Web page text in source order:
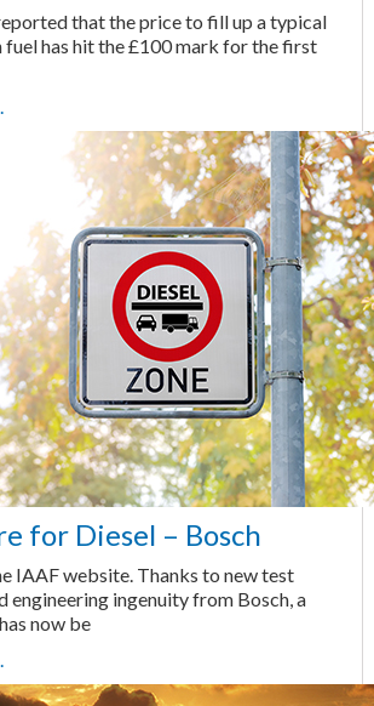
that the price to fill up a typical
has hit the £100 mark for the first
for Diesel – Bosch
IAAF website. Thanks to new test
engineering ingenuity from Bosch, a
now be